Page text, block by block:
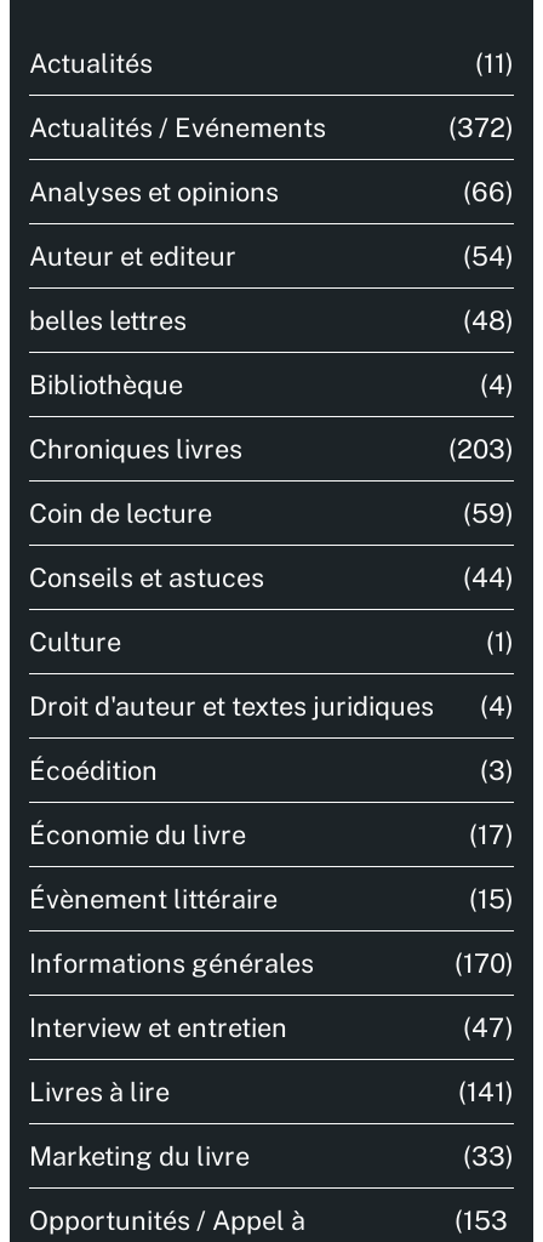
Actualités (11)
Actualités / Evénements (372)
Analyses et opinions (66)
Auteur et editeur (54)
belles lettres (48)
Bibliothèque (4)
Chroniques livres (203)
Coin de lecture (59)
Conseils et astuces (44)
Culture (1)
Droit d'auteur et textes juridiques (4)
Écoédition (3)
Économie du livre (17)
Évènement littéraire (15)
Informations générales (170)
Interview et entretien (47)
Livres à lire (141)
Marketing du livre (33)
Opportunités / Appel à
(153